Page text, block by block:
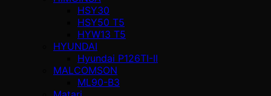
HSY30
HSY50 T5
HYW13 T5
HYUNDAI
Hyundai P126TI-II
MALCOMSON
ML90-B3